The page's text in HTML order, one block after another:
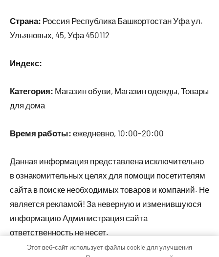
Страна: Россия Республика Башкортостан Уфа ул.
Ульяновых, 45, Уфа 450112
Индекс:
Категория: Магазин обуви, Магазин одежды, Товары
для дома
Время работы: ежедневно, 10:00–20:00
Данная информация представлена исключительно
в ознакомительных целях для помощи посетителям
сайта в поиске необходимых товаров и компаний. Не
является рекламой! За неверную и изменившуюся
информацию Администрация сайта
ответственность не несет.
Этот веб-сайт использует файлы cookie для улучшения